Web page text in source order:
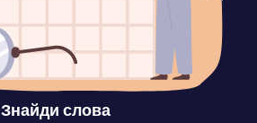
Знайди слова